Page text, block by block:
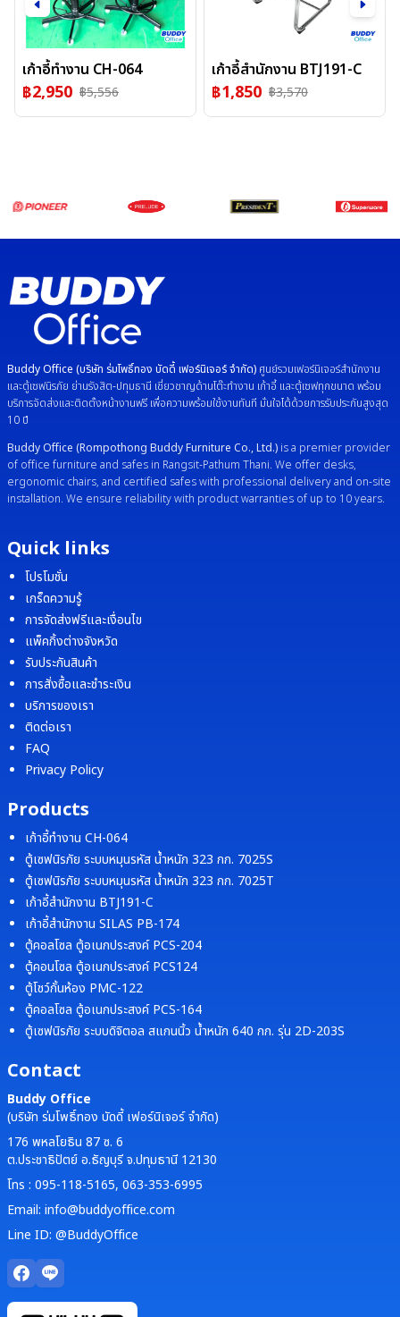
เก้าอี้ทำงาน CH-064
฿2,950 ฿5,556
เก้าอี้สำนักงาน BTJ191-C
฿1,850 ฿3,570
Buddy Office (บริษัท ร่มโพธิ์ทอง บัดดี้ เฟอร์นิเจอร์ จำกัด) ศูนย์รวมเฟอร์นิเจอร์สำนักงาน
และตู้เซฟนิรภัย ย่านรังสิต-ปทุมธานี เชี่ยวชาญด้านโต๊ะทำงาน เก้าอี้ และตู้เซฟทุกขนาด พร้อม
บริการจัดส่งและติดตั้งหน้างานฟรี เพื่อความพร้อมใช้งานทันที มั่นใจได้ด้วยการรับประกันสูงสุด
10 ปี
Buddy Office (Rompothong Buddy Furniture Co., Ltd.) is a premier provider
of office furniture and safes in Rangsit-Pathum Thani. We offer desks,
ergonomic chairs, and certified safes with professional delivery and on-site
installation. We ensure reliability with product warranties of up to 10 years.
Quick links
โปรโมชั่น
เกร็ดความรู้
การจัดส่งฟรีและเงื่อนไข
แพ็คกิ้งต่างจังหวัด
รับประกันสินค้า
การสั่งซื้อและชำระเงิน
บริการของเรา
ติดต่อเรา
FAQ
Privacy Policy
Products
เก้าอี้ทำงาน CH-064
ตู้เซฟนิรภัย ระบบหมุนรหัส น้ำหนัก 323 กก. 7025S
ตู้เซฟนิรภัย ระบบหมุนรหัส น้ำหนัก 323 กก. 7025T
เก้าอี้สำนักงาน BTJ191-C
เก้าอี้สำนักงาน SILAS PB-174
ตู้คอลโซล ตู้อเนกประสงค์ PCS-204
ตู้คอนโซล ตู้อเนกประสงค์ PCS124
ตู้โชว์กั้นห้อง PMC-122
ตู้คอลโซล ตู้อเนกประสงค์ PCS-164
ตู้เซฟนิรภัย ระบบดิจิตอล สแกนนิ้ว น้ำหนัก 640 กก. รุ่น 2D-203S
Contact
Buddy Office
(บริษัท ร่มโพธิ์ทอง บัดดี้ เฟอร์นิเจอร์ จำกัด)
176 พหลโยธิน 87 ซ. 6
ต.ประชาธิปัตย์ อ.ธัญบุรี จ.ปทุมธานี 12130
โทร : 095-118-5165, 063-353-6995
Email: info@buddyoffice.com
Line ID: @BuddyOffice